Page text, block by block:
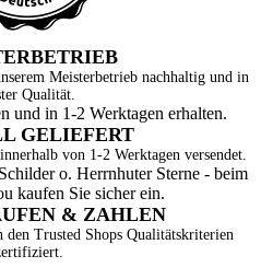
Meisterbetrieb nachhaltig und in
Qualität.
GELIEFERT
von 1-2 Werktagen versendet.
& ZAHLEN
den Trusted Shops Qualitätskriterien